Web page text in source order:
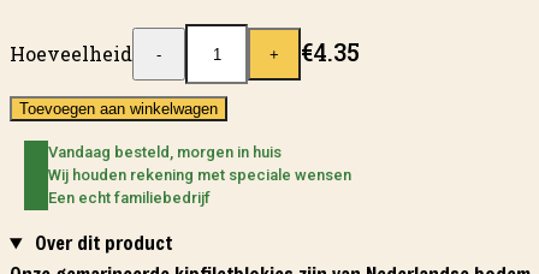
Hoeveelheid - + €4.35
Toevoegen aan winkelwagen
Vandaag besteld, morgen in huis
Wij houden rekening met speciale wensen
Een echt familiebedrijf
Over dit product